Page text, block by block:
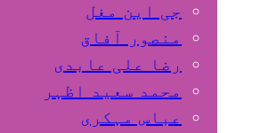
جی این مغل
منصور آفاق
رضا علی عابدی
محمد سعید اظہر
عباس مہکری